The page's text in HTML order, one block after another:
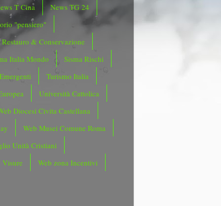
T Cina
News TG 24
"pensiero"
Restauro & Conservazione
Italia Mondo
Sisma Rischi
Turismo Italia
Università Cattolica
Diocesi Civita Castellana
Web Musei Comune Roma
Unità Cristiani
Visure
Web zona Incentivi